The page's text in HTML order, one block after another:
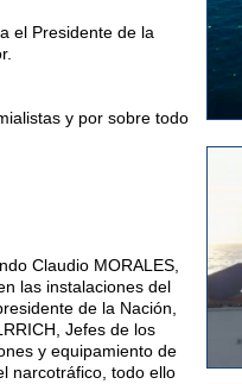
el Presidente de la
y por sobre todo
Claudio MORALES,
las instalaciones del
de la Nación,
Jefes de los
y equipamiento de
narcotráfico, todo ello